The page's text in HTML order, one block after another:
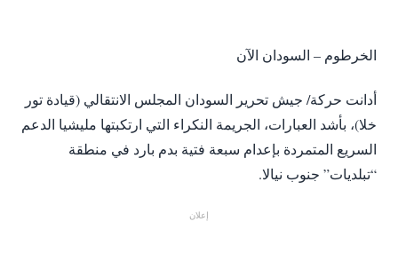
الخرطوم – السودان الآن
أدانت حركة/ جيش تحرير السودان المجلس الانتقالي (قيادة تور
خلا)، بأشد العبارات، الجريمة النكراء التي ارتكبتها مليشيا الدعم
السريع المتمردة بإعدام سبعة فتية بدم بارد في منطقة
“تبلديات” جنوب نيالا.
إعلان